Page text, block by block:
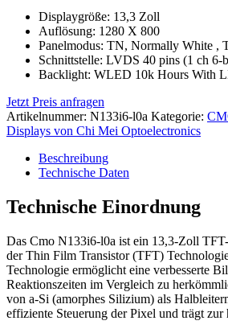
Displaygröße: 13,3 Zoll
Auflösung: 1280 X 800
Panelmodus: TN, Normally White ,
Schnittstelle: LVDS 40 pins (1 ch 6-
Backlight: WLED 10k Hours With
Jetzt Preis anfragen
Artikelnummer: N133i6-l0a Kategorie:
Displays von Chi Mei Optoelectronics
Beschreibung
Technische Daten
Technische Einordnung
Das Cmo N133i6-l0a ist ein 13,3-Zoll
der Thin Film Transistor (TFT)
Technologie ermöglicht eine verbesserte
Reaktionszeiten im Vergleich zu
von a-Si (amorphes Silizium) als
effiziente Steuerung der Pixel und trägt